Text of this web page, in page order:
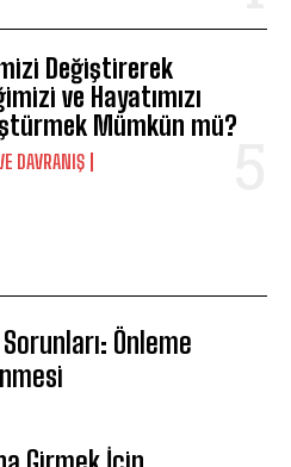
Değiştirerek
ve Hayatımızı
Mümkün mü?
DAVRANIŞ
Önleme